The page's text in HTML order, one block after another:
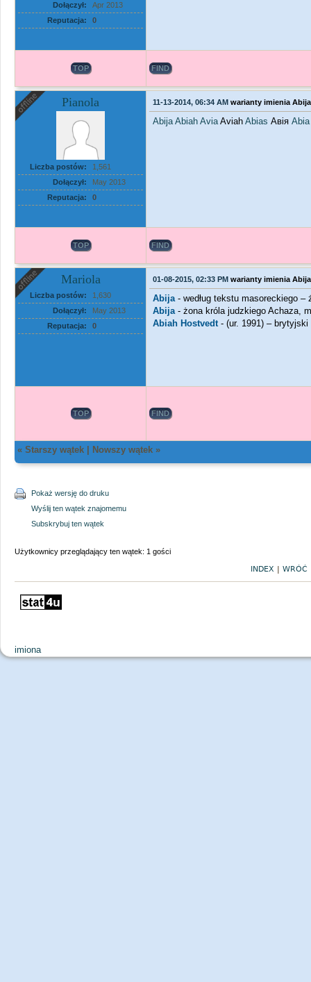
Dołączył:
Apr 2013
Reputacja:
0
TOP FIND
Pianola
Liczba postów:
1,561
Dołączył:
May 2013
Reputacja:
0
11-13-2014, 06:34 AM warianty imienia Abija
Abija Abiah AviaAviah Abias Авія Abia
TOP FIND
Mariola
Liczba postów:
1,630
Dołączył:
May 2013
Reputacja:
0
01-08-2015, 02:33 PM warianty imienia Abija
Abija - według tekstu masoreckiego
Abija - żona króla judzkiego Achaza,
Abiah Hostvedt - (ur. 1991) – brytyjski
TOP FIND
« Starszy wątek Nowszy wątek »
Pokaż wersję do druku
Wyślij ten wątek znajomemu
Subskrybuj ten wątek
Użytkownicy przeglądający ten wątek: 1 gości
INDEX | WRÓĆ
imiona